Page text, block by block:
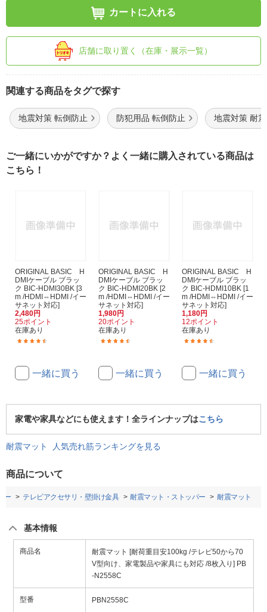
カートに入れる
店舗に取り置く（在庫・展示一覧）
関連する商品をタグで探す
地震対策 転倒防止 防犯用品 転倒防止 地震対策 耐震
ご一緒にいかがですか？よく一緒に購入されている商品は
こちら！
ORIGINAL BASIC H
DMIケーブル ブラッ
ク BIC-HDMI30BK [3
m /HDMI⇔HDMI /イー
サネット対応]
2,480円
25ポイント
在庫あり
一緒に買う
ORIGINAL BASIC H
DMIケーブル ブラッ
ク BIC-HDMI20BK [2
m /HDMI⇔HDMI /イー
サネット対応]
1,980円
20ポイント
在庫あり
一緒に買う
ORIGINAL BASIC H
DMIケーブル ブラッ
ク BIC-HDMI10BK [1
m /HDMI⇔HDMI /イー
サネット対応]
1,180円
12ポイント
在庫あり
一緒に買う
家電や家具などにも使えます！全ラインナップはこちら
耐震マット 人気売れ筋ランキングを見る
商品について
ー テレビアクセサリ・壁掛け金具 耐震マット・ストッパー 耐震マット
基本情報
商品名
耐震マット [耐荷重目安100kg /テレビ50から70
V型向け、家電製品や家具にも対応 /8枚入り] PB
-N2558C
型番 PBN2558C